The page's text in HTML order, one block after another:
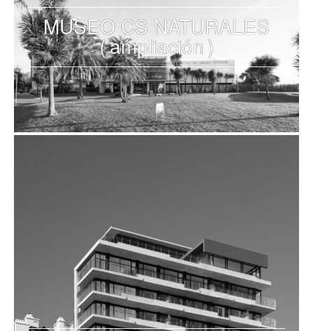
MUSEO CS NATURALES
(ampliación)